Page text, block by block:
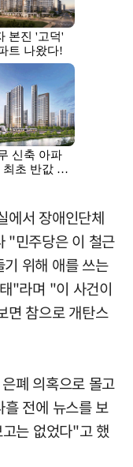
에서 장애인단체
"민주당은 이 철근
위해 애를 쓰는
"라며 "이 사건이
면 참으로 개탄스
폐 의혹으로 몰고
전에 뉴스를 보
는 없었다"고 했